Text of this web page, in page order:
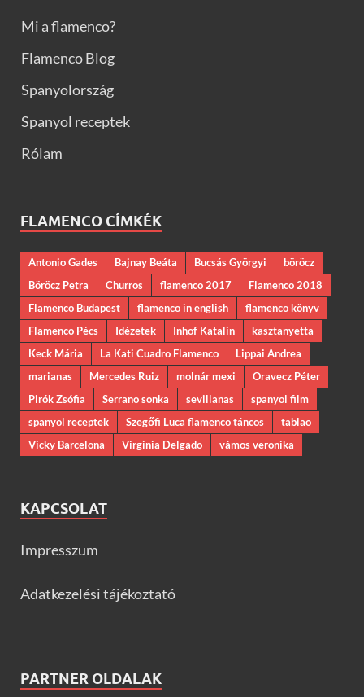
Mi a flamenco?
Flamenco Blog
Spanyolország
Spanyol receptek
Rólam
FLAMENCO CÍMKÉK
Antonio Gades Bajnay Beáta Bucsás Györgyi
böröcz
Böröcz Petra
Churros flamenco 2017
Flamenco 2018
Flamenco Budapest
flamenco in english
flamenco könyv
Flamenco Pécs
Idézetek Inhof Katalin
kasztanyetta
Keck Mária
La Kati Cuadro Flamenco
Lippai Andrea
marianas
Mercedes Ruiz molnár mexi
Oravecz Péter
Pirók Zsófia
Serrano sonka sevillanas
spanyol film
spanyol receptek
Szegőfi Luca flamenco táncos
tablao
Vicky Barcelona
Virginia Delgado vámos veronika
KAPCSOLAT
Impresszum
Adatkezelési tájékoztató
PARTNER OLDALAK